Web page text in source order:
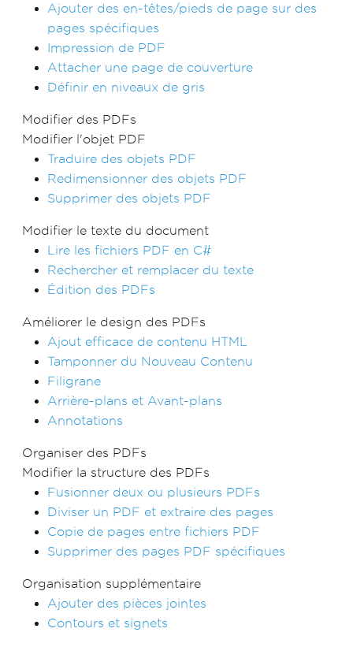
Ajouter des en-têtes/pieds de page sur des
pages spécifiques
Impression de PDF
Attacher une page de couverture
Définir en niveaux de gris
Modifier des PDFs
Modifier l'objet PDF
Traduire des objets PDF
Redimensionner des objets PDF
Supprimer des objets PDF
Modifier le texte du document
Lire les fichiers PDF en C#
Rechercher et remplacer du texte
Édition des PDFs
Améliorer le design des PDFs
Ajout efficace de contenu HTML
Tamponner du Nouveau Contenu
Filigrane
Arrière-plans et Avant-plans
Annotations
Organiser des PDFs
Modifier la structure des PDFs
Fusionner deux ou plusieurs PDFs
Diviser un PDF et extraire des pages
Copie de pages entre fichiers PDF
Supprimer des pages PDF spécifiques
Organisation supplémentaire
Ajouter des pièces jointes
Contours et signets